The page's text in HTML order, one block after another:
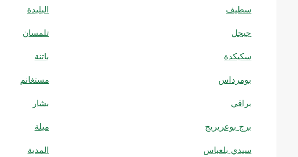
سطيف البليدة
جيجل تلمسان
سكيكدة باتنة
بومرداس مستغانم
براقي بشار
برج بوعريريج ميلة
سيدي بلعباس المدية